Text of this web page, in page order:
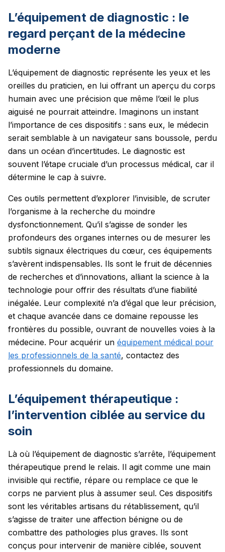
L’équipement de diagnostic : le
regard perçant de la médecine
moderne
L’équipement de diagnostic représente les yeux et les
oreilles du praticien, en lui offrant un aperçu du corps
humain avec une précision que même l’œil le plus
aiguisé ne pourrait atteindre. Imaginons un instant
l’importance de ces dispositifs : sans eux, le médecin
serait semblable à un navigateur sans boussole, perdu
dans un océan d’incertitudes. Le diagnostic est
souvent l’étape cruciale d’un processus médical, car il
détermine le cap à suivre.
Ces outils permettent d’explorer l’invisible, de scruter
l’organisme à la recherche du moindre
dysfonctionnement. Qu’il s’agisse de sonder les
profondeurs des organes internes ou de mesurer les
subtils signaux électriques du cœur, ces équipements
s’avèrent indispensables. Ils sont le fruit de décennies
de recherches et d’innovations, alliant la science à la
technologie pour offrir des résultats d’une fiabilité
inégalée. Leur complexité n’a d’égal que leur précision,
et chaque avancée dans ce domaine repousse les
frontières du possible, ouvrant de nouvelles voies à la
médecine. Pour acquérir un équipement médical pour
les professionnels de la santé, contactez des
professionnels du domaine.
L’équipement thérapeutique :
l’intervention ciblée au service du
soin
Là où l’équipement de diagnostic s’arrête, l’équipement
thérapeutique prend le relais. Il agit comme une main
invisible qui rectifie, répare ou remplace ce que le
corps ne parvient plus à assumer seul. Ces dispositifs
sont les véritables artisans du rétablissement, qu’il
s’agisse de traiter une affection bénigne ou de
combattre des pathologies plus graves. Ils sont
conçus pour intervenir de manière ciblée, souvent